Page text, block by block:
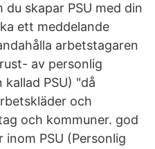
skapar PSU med din
ett meddelande
arbetstagaren
av personlig
PSU) "då
och
och kommuner. god
PSU (Personlig